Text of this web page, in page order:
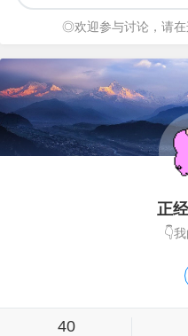
◎欢迎参与讨论，请在
正
👇
40